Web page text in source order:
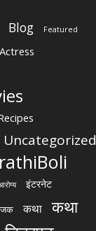
Blog Featured
Uncategorized
इंटरनेट
कथा कथा